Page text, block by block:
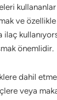
ve
ilaç
önemlidir.
dahil
veya